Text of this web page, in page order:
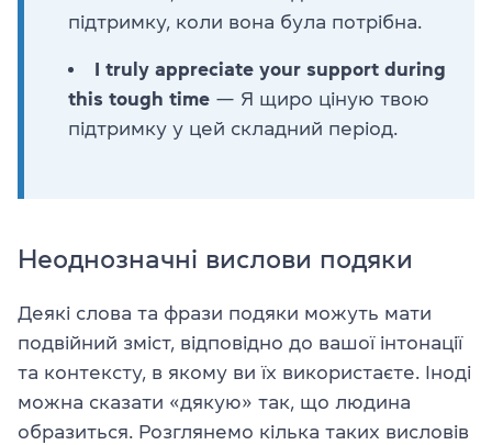
підтримку, коли вона була потрібна.
I truly appreciate your support during
this tough time — Я щиро ціную твою
підтримку у цей складний період.
Неоднозначні вислови подяки
Деякі слова та фрази подяки можуть мати
подвійний зміст, відповідно до вашої інтонації
та контексту, в якому ви їх використаєте. Іноді
можна сказати «дякую» так, що людина
образиться. Розглянемо кілька таких висловів